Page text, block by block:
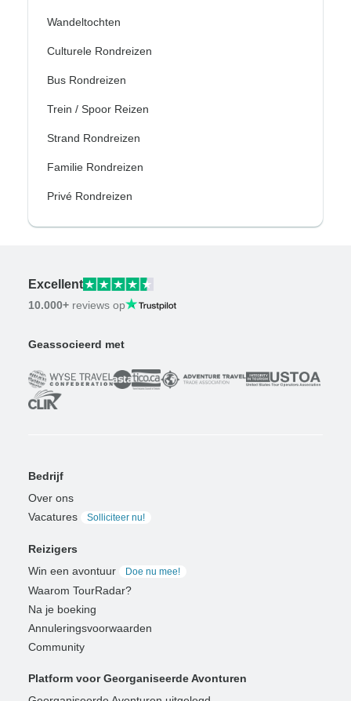
Wandeltochten
Culturele Rondreizen
Bus Rondreizen
Trein / Spoor Reizen
Strand Rondreizen
Familie Rondreizen
Privé Rondreizen
Excellent
10.000+ reviews op
Geassocieerd met
Bedrijf
Over ons
Vacatures
Solliciteer nu!
Reizigers
Win een avontuur
Doe nu mee!
Waarom TourRadar?
Na je boeking
Annuleringsvoorwaarden
Community
Platform voor Georganiseerde Avonturen